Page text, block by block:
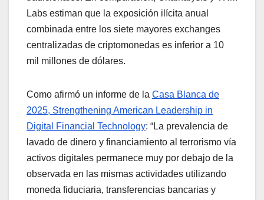
Labs estiman que la exposición ilícita anual
combinada entre los siete mayores exchanges
centralizadas de criptomonedas es inferior a 10
mil millones de dólares.
Como afirmó un informe de la Casa Blanca de
2025, Strengthening American Leadership in
Digital Financial Technology: “La prevalencia de
lavado de dinero y financiamiento al terrorismo vía
activos digitales permanece muy por debajo de la
observada en las mismas actividades utilizando
moneda fiduciaria, transferencias bancarias y